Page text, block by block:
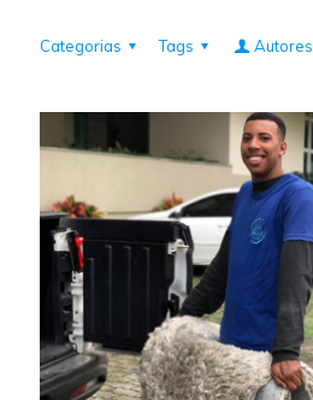
Categorias Tags Autores